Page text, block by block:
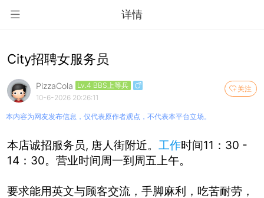
详情
City招聘女服务员
关注
PizzaCola Lv.4 BBS上等兵
10-6-2026 20:26:11
本内容为网友发布信息，仅代表原作者观点，不代表本平台立场。
本店诚招服务员, 唐人街附近。工作时间11：30 -
14：30。营业时间周一到周五上午。
要求能用英文与顾客交流，手脚麻利，吃苦耐劳，